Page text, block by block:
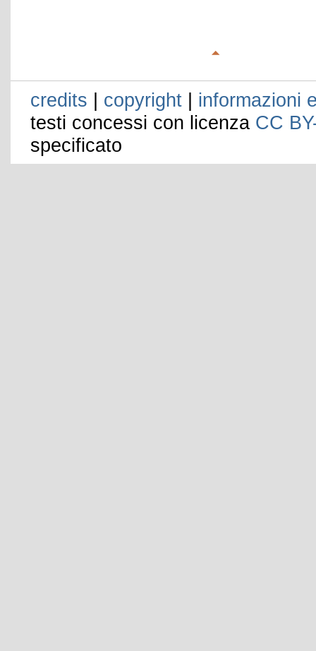
credits | copyright | informazioni
testi concessi con licenza CC
specificato